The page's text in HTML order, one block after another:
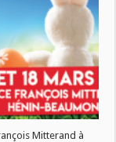
Mitterand à